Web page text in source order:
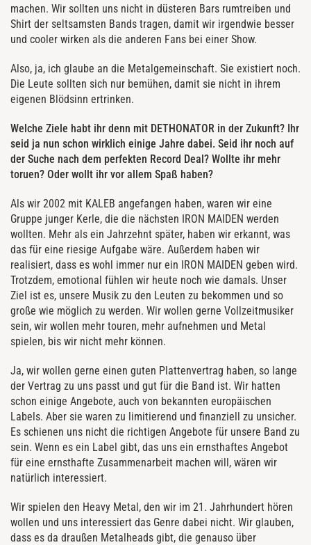
machen. Wir sollten uns nicht in düsteren Bars rumtreiben und
Shirt der seltsamsten Bands tragen, damit wir irgendwie besser
und cooler wirken als die anderen Fans bei einer Show.
Also, ja, ich glaube an die Metalgemeinschaft. Sie existiert noch.
Die Leute sollten sich nur bemühen, damit sie nicht in ihrem
eigenen Blödsinn ertrinken.
Welche Ziele habt ihr denn mit DETHONATOR in der Zukunft? Ihr
seid ja nun schon wirklich einige Jahre dabei. Seid ihr noch auf
der Suche nach dem perfekten Record Deal? Wollte ihr mehr
toruen? Oder wollt ihr vor allem Spaß haben?
Als wir 2002 mit KALEB angefangen haben, waren wir eine
Gruppe junger Kerle, die die nächsten IRON MAIDEN werden
wollten. Mehr als ein Jahrzehnt später, haben wir erkannt, was
das für eine riesige Aufgabe wäre. Außerdem haben wir
realisiert, dass es wohl immer nur ein IRON MAIDEN geben wird.
Trotzdem, emotional fühlen wir heute noch wie damals. Unser
Ziel ist es, unsere Musik zu den Leuten zu bekommen und so
große wie möglich zu werden. Wir wollen gerne Vollzeitmusiker
sein, wir wollen mehr touren, mehr aufnehmen und Metal
spielen, bis wir nicht mehr können.
Ja, wir wollen gerne einen guten Plattenvertrag haben, so lange
der Vertrag zu uns passt und gut für die Band ist. Wir hatten
schon einige Angebote, auch von bekannten europäischen
Labels. Aber sie waren zu limitierend und finanziell zu unsicher.
Es schienen uns nicht die richtigen Angebote für unsere Band zu
sein. Wenn es ein Label gibt, das uns ein ernsthaftes Angebot
für eine ernsthafte Zusammenarbeit machen will, wären wir
natürlich interessiert.
Wir spielen den Heavy Metal, den wir im 21. Jahrhundert hören
wollen und uns interessiert das Genre dabei nicht. Wir glauben,
dass es da draußen Metalheads gibt, die genauso über